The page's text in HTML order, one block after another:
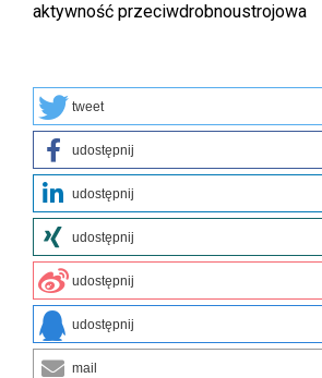
aktywność przeciwdrobnoustrojowa
tweet
udostępnij
udostępnij
udostępnij
udostępnij
udostępnij
mail